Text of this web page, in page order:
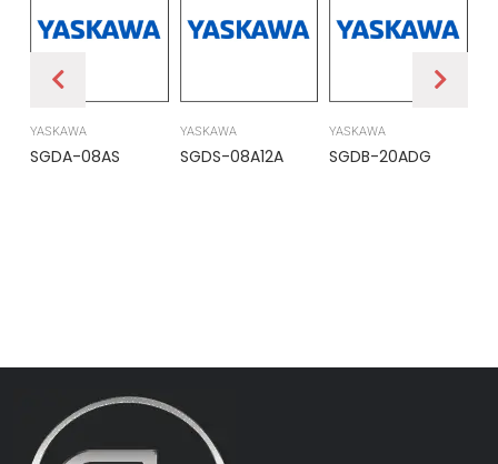
YASKAWA
SGDA-08AS
YASKAWA
SGDS-08A12A
YASKAWA
SGDB-20ADG